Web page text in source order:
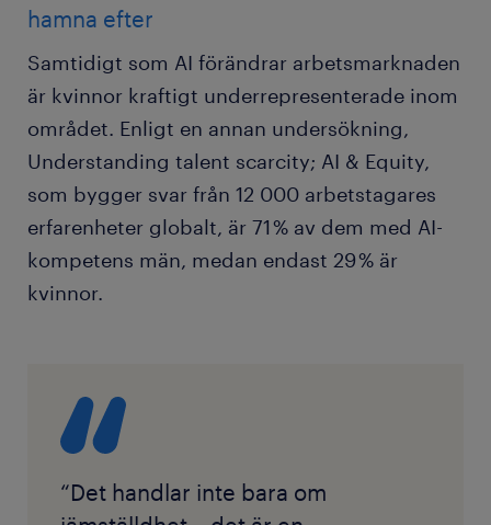
hamna efter
Samtidigt som AI förändrar arbetsmarknaden
är kvinnor kraftigt underrepresenterade inom
området. Enligt en annan undersökning,
Understanding talent scarcity; AI & Equity,
som bygger svar från 12 000 arbetstagares
erfarenheter globalt, är 71 % av dem med AI-
kompetens män, medan endast 29 % är
kvinnor.
“Det handlar inte bara om